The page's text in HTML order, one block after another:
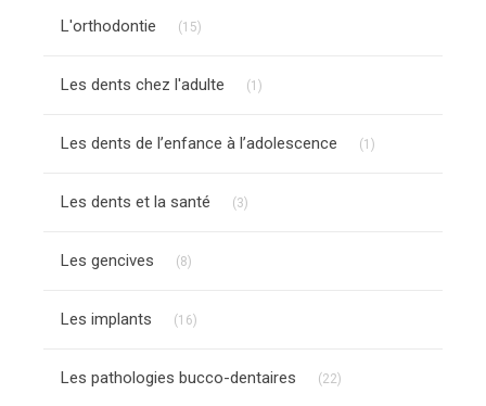
L'orthodontie (15)
Les dents chez l'adulte (1)
Les dents de l’enfance à l’adolescence (1)
Les dents et la santé (3)
Les gencives (8)
Les implants (16)
Les pathologies bucco-dentaires (22)